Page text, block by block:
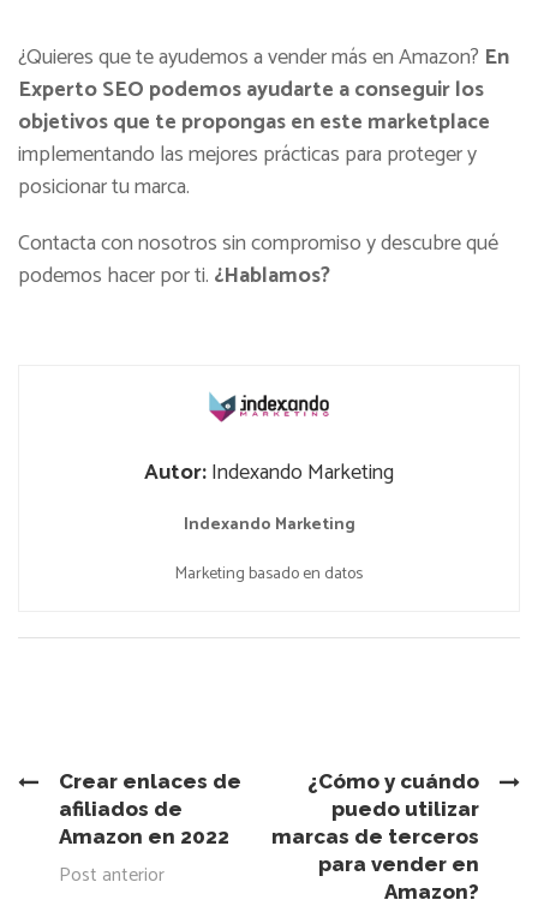
¿Quieres que te ayudemos a vender más en Amazon? En
Experto SEO podemos ayudarte a conseguir los
objetivos que te propongas en este marketplace
implementando las mejores prácticas para proteger y
posicionar tu marca.
Contacta con nosotros sin compromiso y descubre qué
podemos hacer por ti. ¿Hablamos?
Autor:Indexando Marketing
Indexando Marketing
Marketing basado en datos
Crear enlaces de
afiliados de
Amazon en 2022
Post anterior
¿Cómo y cuándo
puedo utilizar
marcas de terceros
para vender en
Amazon?